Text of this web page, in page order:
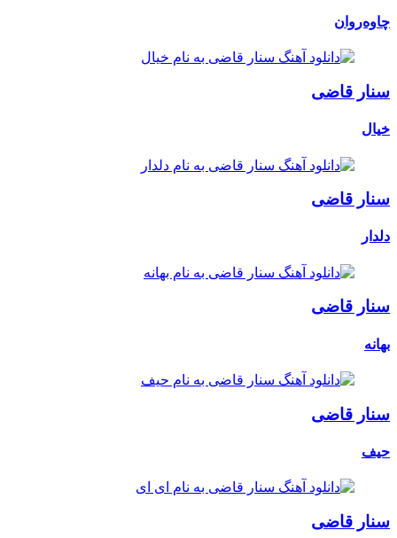
چاوەروان
سنار قاضی
خیال
سنار قاضی
دلدار
سنار قاضی
بهانه
سنار قاضی
حیف
سنار قاضی